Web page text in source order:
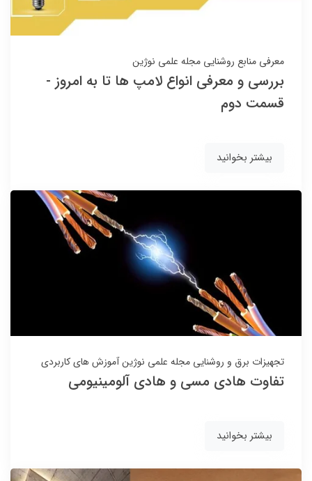
معرفی منابع روشنایی مجله علمی نوژین
بررسی و معرفی انواع لامپ ها تا به امروز -
قسمت دوم
بیشتر بخوانید
تجهیزات برق و روشنایی مجله علمی نوژینآموزش های کاربردی
تفاوت هادی مسی و هادی آلومینیومی
بیشتر بخوانید